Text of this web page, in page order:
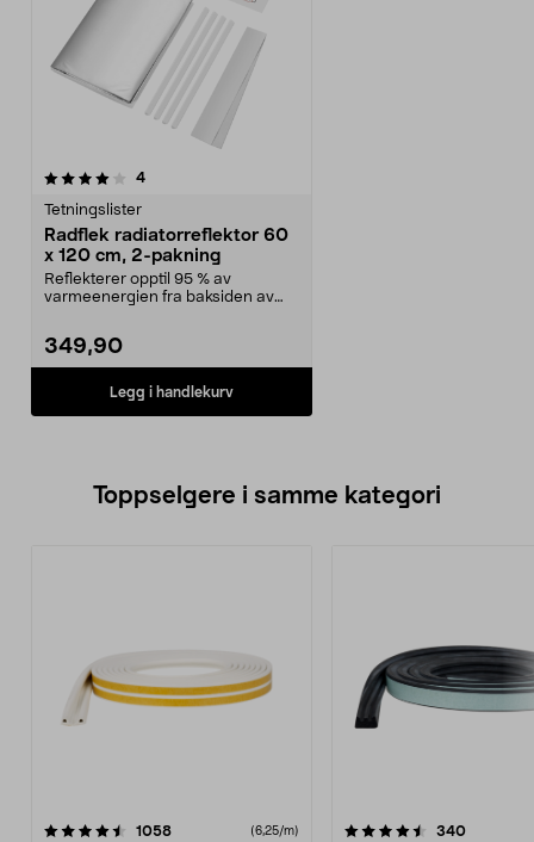
4anmeldelser
Tetningslister
Radflek radiatorreflektor 60
x 120 cm, 2-pakning
Reflekterer opptil 95 % av
varmeenergien fra baksiden av
349,90
Legg i handlekurv
Toppselgere i samme kategori
1058anmeldelser(6,25/m)
4.5 av 5 stjerner 340
3.5 av 5 stjerner